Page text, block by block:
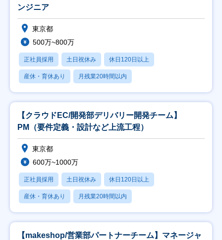
ンジニア
東京都
500万~800万
正社員採用 土日祝休み 休日120日以上
産休・育休あり 月残業20時間以内
【クラウドEC/開発部デリバリー開発チーム】
PM（要件定義・設計など上流工程）
東京都
600万~1000万
正社員採用 土日祝休み 休日120日以上
産休・育休あり 月残業20時間以内
【makeshop/営業部パートナーチーム】マネージャ